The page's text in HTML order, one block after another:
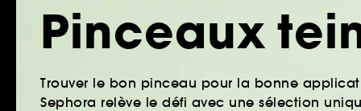
Pinceaux
Trouver le bon pinceau pour la bonne
Sephora relève le défi avec une sélection